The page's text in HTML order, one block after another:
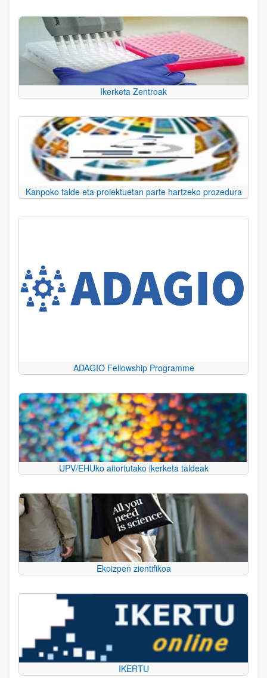
Ikerketa Zentroak
Kanpoko talde eta proiektuetan parte hartzeko prozedura
ADAGIO Fellowship Programme
UPV/EHUko aitortutako ikerketa taldeak
Ekoizpen zientifikoa
IKERTU